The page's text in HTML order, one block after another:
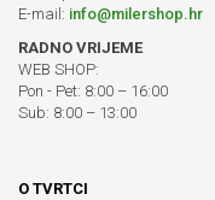
E-mail: info@milershop.hr
RADNO VRIJEME
WEB SHOP:
Pon - Pet: 8:00 – 16:00
Sub: 8:00 – 13:00
O TVRTCI